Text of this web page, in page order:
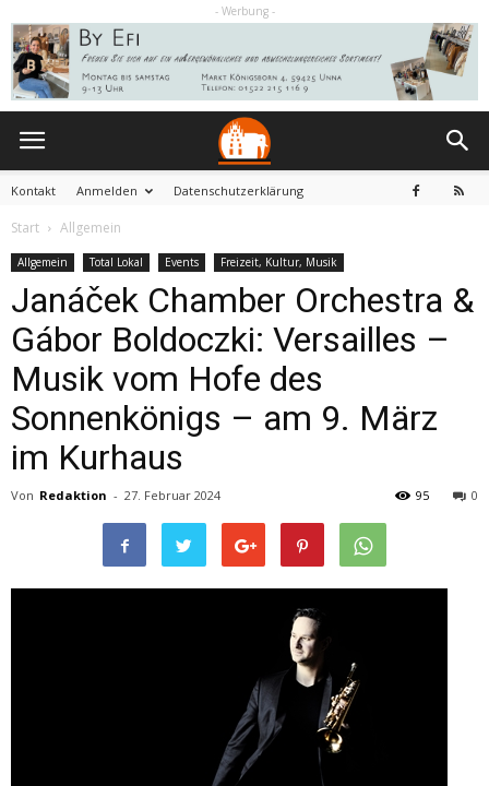
Kontakt Anmelden Datenschutzerklärung
- Werbung -
Start Allgemein
Allgemein Total Lokal Events Freizeit, Kultur, Musik
Janáček Chamber Orchestra &
Gábor Boldoczki: Versailles –
Musik vom Hofe des
Sonnenkönigs – am 9. März
im Kurhaus
Von Redaktion - 27. Februar 2024 0
95